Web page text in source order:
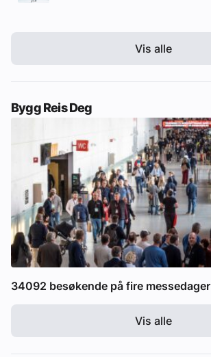
Vis alle
Bygg Reis Deg
34092 besøkende på fire messedager
Vis alle